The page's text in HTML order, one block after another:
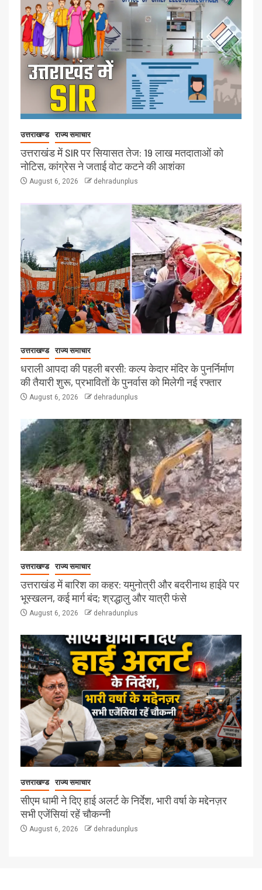
उत्तराखण्ड राज्य समाचार
उत्तराखंड में SIR पर सियासत तेज: 19 लाख मतदाताओं को
नोटिस, कांग्रेस ने जताई वोट कटने की आशंका
August 6, 2026 dehradunplus
उत्तराखण्ड राज्य समाचार
धराली आपदा की पहली बरसी: कल्प केदार मंदिर के पुनर्निर्माण
की तैयारी शुरू, प्रभावितों के पुनर्वास को मिलेगी नई रफ्तार
August 6, 2026 dehradunplus
उत्तराखण्ड राज्य समाचार
उत्तराखंड में बारिश का कहर: यमुनोत्री और बदरीनाथ हाईवे पर
भूस्खलन, कई मार्ग बंद; श्रद्धालु और यात्री फंसे
August 6, 2026 dehradunplus
उत्तराखण्ड राज्य समाचार
सीएम धामी ने दिए हाई अलर्ट के निर्देश, भारी वर्षा के मद्देनज़र
सभी एजेंसियां रहें चौकन्नी
August 6, 2026 dehradunplus